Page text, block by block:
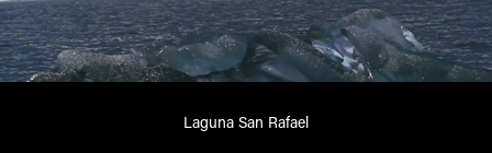
Laguna San Rafael